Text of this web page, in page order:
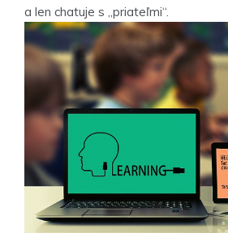
a len chatuje s „priateľmi“.